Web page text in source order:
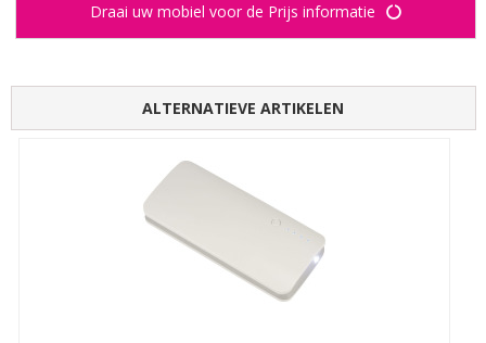
Draai uw mobiel voor de Prijs informatie
ALTERNATIEVE ARTIKELEN